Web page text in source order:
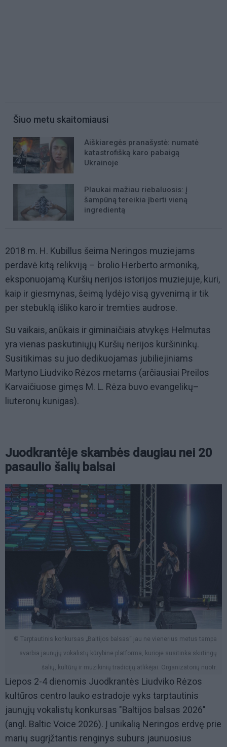
Šiuo metu skaitomiausi
Aiškiaregės pranašystė: numatė
katastrofišką karo pabaigą
Ukrainoje
Plaukai mažiau riebaluosis: į
šampūną tereikia įberti vieną
ingredientą
2018 m. H. Kubillus šeima Neringos muziejams
perdavė kitą relikviją – brolio Herberto armoniką,
eksponuojamą Kuršių nerijos istorijos muziejuje, kuri,
kaip ir giesmynas, šeimą lydėjo visą gyvenimą ir tik
per stebuklą išliko karo ir tremties audrose.
Su vaikais, anūkais ir giminaičiais atvykęs Helmutas
yra vienas paskutiniųjų Kuršių nerijos kuršininkų.
Susitikimas su juo dedikuojamas jubiliejiniams
Martyno Liudviko Rėzos metams (arčiausiai Preilos
Karvaičiuose gimęs M. L. Rėza buvo evangelikų–
liuteronų kunigas).
Juodkrantėje skambės daugiau nei 20
pasaulio šalių balsai
© Tarptautinis konkursas „Baltijos balsas“ jau ne vienerius metus tampa
svarbia jaunųjų vokalistų kūrybine platforma, kurioje susitinka skirtingų
šalių, kultūrų ir muzikinių tradicijų atlikėjai. Organizatorių nuotr.
Liepos 2-4 dienomis Juodkrantės Liudviko Rėzos
kultūros centro lauko estradoje vyks tarptautinis
jaunųjų vokalistų konkursas "Baltijos balsas 2026"
(angl. Baltic Voice 2026). Į unikalią Neringos erdvę prie
marių sugrįžtantis renginys suburs jaunuosius